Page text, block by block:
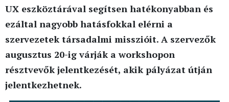
UX eszköztárával segítsen hatékonyabban és
ezáltal nagyobb hatásfokkal elérni a
szervezetek társadalmi misszióit. A szervezők
augusztus 20-ig várják a workshopon
résztvevők jelentkezését, akik pályázat útján
jelentkezhetnek.